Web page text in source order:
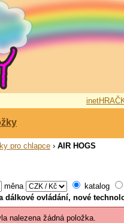
pro chlapce › AIR HOGS
měna katalog
dálkové ovládání, nové
nalezena žádná položka.